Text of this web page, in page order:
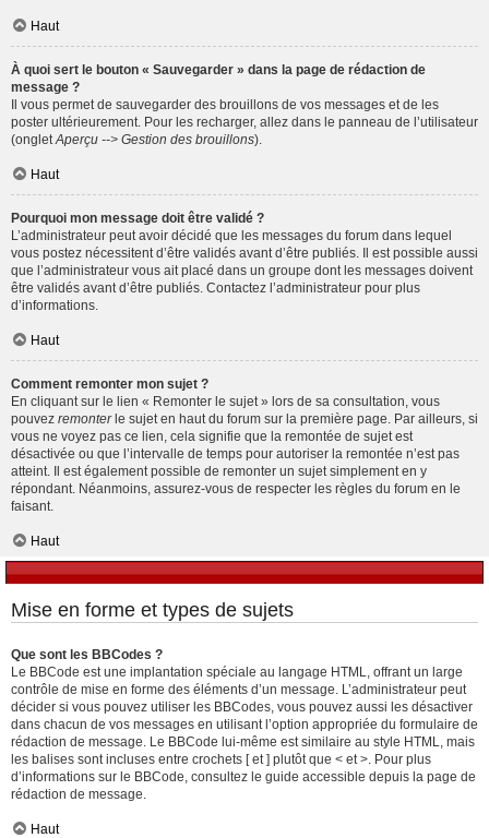
Haut
À quoi sert le bouton « Sauvegarder » dans la page de rédaction de
message ?
Il vous permet de sauvegarder des brouillons de vos messages et de les
poster ultérieurement. Pour les recharger, allez dans le panneau de l’utilisateur
(onglet Aperçu --> Gestion des brouillons).
Haut
Pourquoi mon message doit être validé ?
L’administrateur peut avoir décidé que les messages du forum dans lequel
vous postez nécessitent d’être validés avant d’être publiés. Il est possible aussi
que l’administrateur vous ait placé dans un groupe dont les messages doivent
être validés avant d’être publiés. Contactez l’administrateur pour plus
d’informations.
Haut
Comment remonter mon sujet ?
En cliquant sur le lien « Remonter le sujet » lors de sa consultation, vous
pouvez remonterle sujet en haut du forum sur la première page. Par ailleurs, si
vous ne voyez pas ce lien, cela signifie que la remontée de sujet est
désactivée ou que l’intervalle de temps pour autoriser la remontée n’est pas
atteint. Il est également possible de remonter un sujet simplement en y
répondant. Néanmoins, assurez-vous de respecter les règles du forum en le
faisant.
Haut
Mise en forme et types de sujets
Que sont les BBCodes ?
Le BBCode est une implantation spéciale au langage HTML, offrant un large
contrôle de mise en forme des éléments d’un message. L’administrateur peut
décider si vous pouvez utiliser les BBCodes, vous pouvez aussi les désactiver
dans chacun de vos messages en utilisant l’option appropriée du formulaire de
rédaction de message. Le BBCode lui-même est similaire au style HTML, mais
les balises sont incluses entre crochets [ et ] plutôt que < et >. Pour plus
d’informations sur le BBCode, consultez le guide accessible depuis la page de
rédaction de message.
Haut